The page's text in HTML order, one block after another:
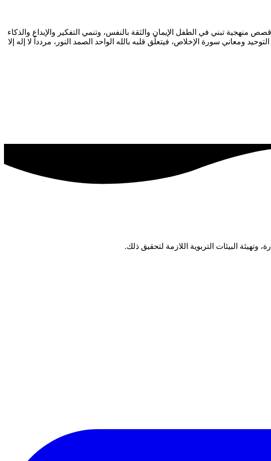
تبني في الطفل الإيمان والثقة بالنفس، وتنمي التفكير والإبداع والذكاء
سورة الإخلاص، فيتعلّق قلبه بالله الواحد الصمد النور، مردداً لا إله إلا